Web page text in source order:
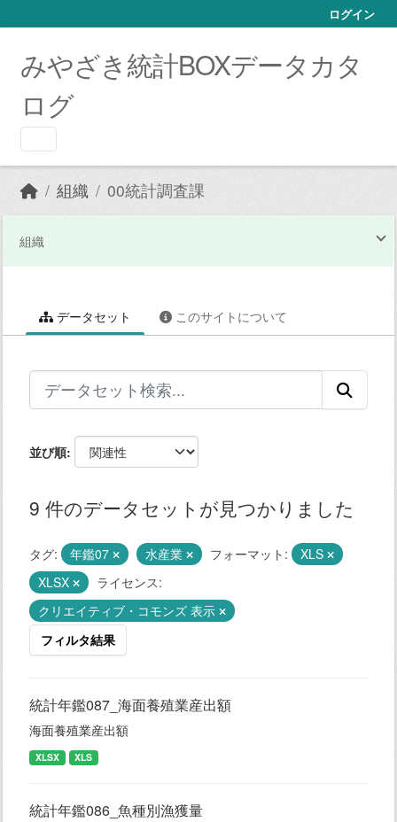
ログイン
みやざき統計BOXデータカタ
ログ
組織 00統計調査課
組織
データセット このサイトについて
並び順
9 件のデータセットが見つかりました
タグ: 年鑑07 水産業 フォーマット:
XLS
XLSX
ライセンス:
クリエイティブ・コモンズ 表示
フィルタ結果
統計年鑑087_海面養殖業産出額
海面養殖業産出額
XLSX XLS
統計年鑑086_魚種別漁獲量